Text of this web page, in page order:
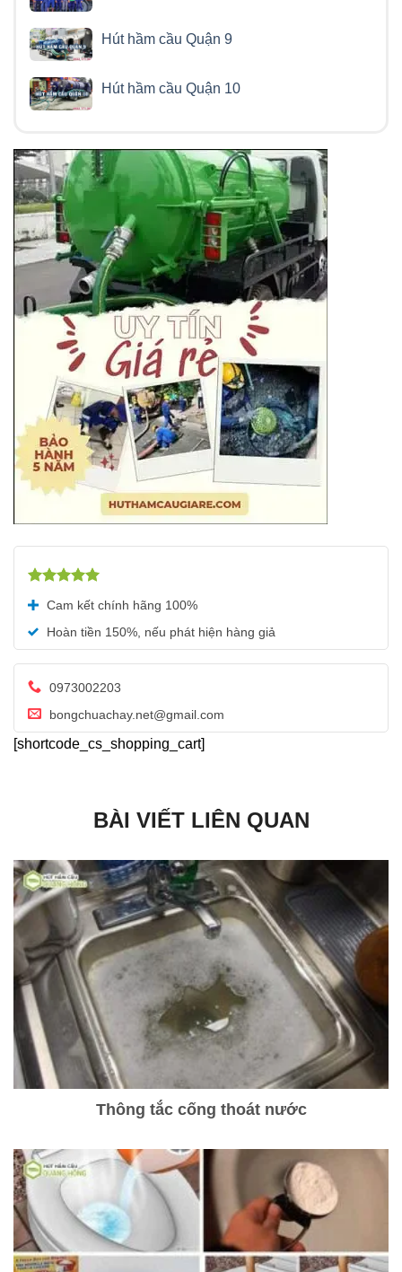
Hút hầm cầu Quận 9
Hút hầm cầu Quận 10
hạng5.00
5 sao
Cam kết chính hãng 100%
Hoàn tiền 150%, nếu phát hiện hàng giả
0973002203
bongchuachay.net@gmail.com
[shortcode_cs_shopping_cart]
BÀI VIẾT LIÊN QUAN
Thông tắc cống thoát nước